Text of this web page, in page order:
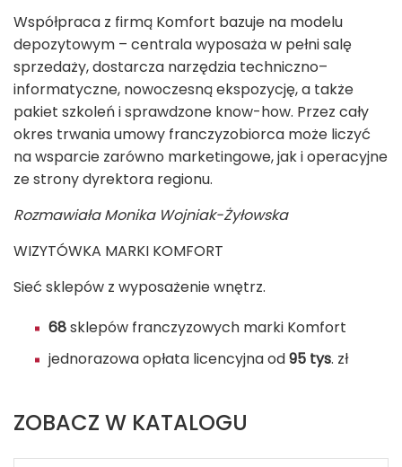
Współpraca z firmą Komfort bazuje na modelu
depozytowym – centrala wyposaża w pełni salę
sprzedaży, dostarcza narzędzia techniczno–
informatyczne, nowoczesną ekspozycję, a także
pakiet szkoleń i sprawdzone know-how. Przez cały
okres trwania umowy franczyzobiorca może liczyć
na wsparcie zarówno marketingowe, jak i operacyjne
ze strony dyrektora regionu.
Rozmawiała Monika Wojniak-Żyłowska
WIZYTÓWKA MARKI KOMFORT
Sieć sklepów z wyposażenie wnętrz.
68sklepów franczyzowych marki Komfort
jednorazowa opłata licencyjna od95 tys. zł
ZOBACZ W KATALOGU